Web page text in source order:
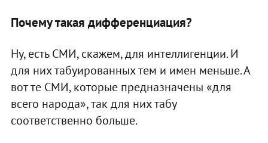
Почему такая дифференциация?
Ну, есть СМИ, скажем, для интеллигенции. И
для них табуированных тем и имен меньше. А
вот те СМИ, которые предназначены «для
всего народа», так для них табу
соответственно больше.